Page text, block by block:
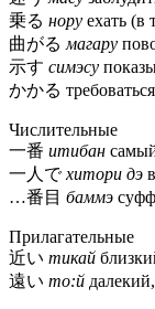
乗る нору ехать (в
曲がる магару
示す симэсу
かかる
Числительные
一番 итибан
一人でхитори дэ
…番目 баммэ
Прилагательные
近い тикай
遠い то:й